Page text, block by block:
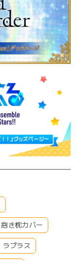
抱き枕カバー
ラプラス